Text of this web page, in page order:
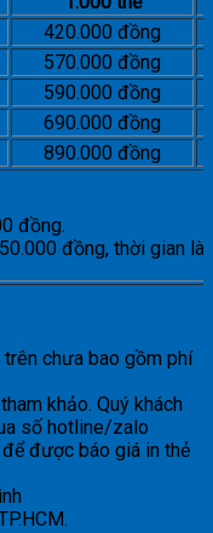
420.000 đồng
570.000 đồng
590.000 đồng
690.000 đồng
890.000 đồng
đồng.
đồng, thời gian
chưa bao gồm phí
khảo. Quý khách
số hotline/zalo
để được báo giá in thẻ